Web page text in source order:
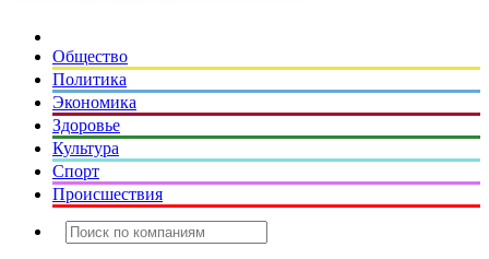
Общество
Политика
Экономика
Здоровье
Культура
Спорт
Происшествия